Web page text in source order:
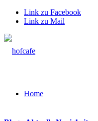
Link zu Facebook
Link zu Mail
Home